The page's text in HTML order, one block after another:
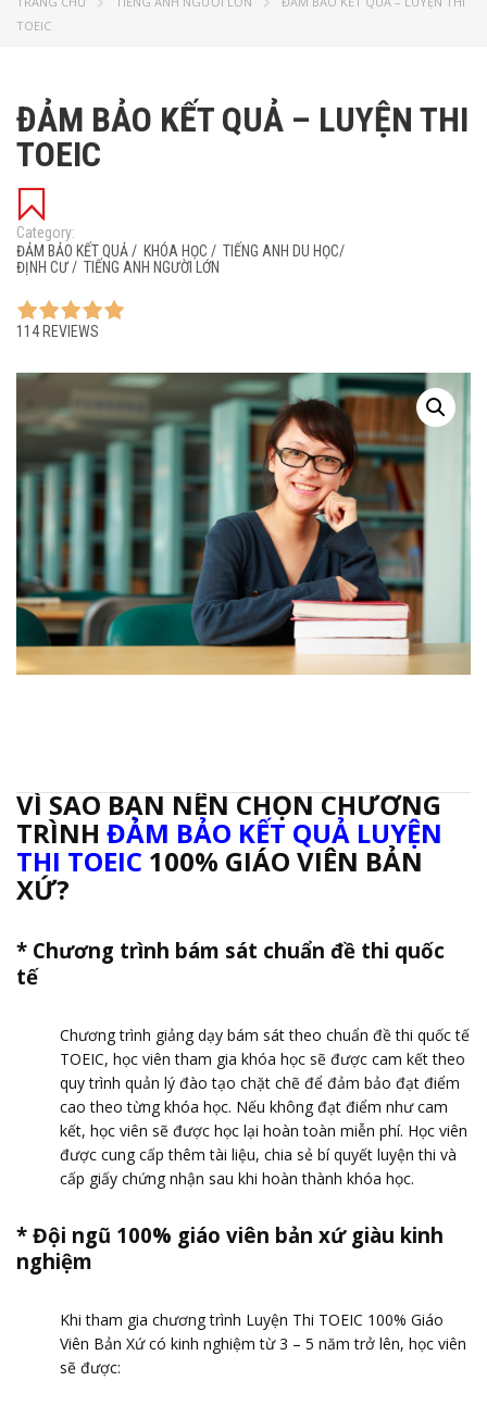
TOEIC
ĐẢM BẢO KẾT QUẢ – LUYỆN THI
TOEIC
Category:
ĐẢM BẢO KẾT QUẢ/ KHÓA HỌC / TIẾNG ANH DU HỌC/
ĐỊNH CƯ/ TIẾNG ANH NGƯỜI LỚN
114 REVIEWS
VÌ SAO BẠN NÊN CHỌN CHƯƠNG
TRÌNH ĐẢM BẢO KẾT QUẢ LUYỆN
THI TOEIC 100% GIÁO VIÊN BẢN
XỨ?
* Chương trình bám sát chuẩn đề thi quốc
tế
Chương trình giảng dạy bám sát theo chuẩn đề thi quốc tế
TOEIC, học viên tham gia khóa học sẽ được cam kết theo
quy trình quản lý đào tạo chặt chẽ để đảm bảo đạt điểm
cao theo từng khóa học. Nếu không đạt điểm như cam
kết, học viên sẽ được học lại hoàn toàn miễn phí. Học viên
được cung cấp thêm tài liệu, chia sẻ bí quyết luyện thi và
cấp giấy chứng nhận sau khi hoàn thành khóa học.
* Đội ngũ 100% giáo viên bản xứ giàu kinh
nghiệm
Khi tham gia chương trình Luyện Thi TOEIC 100% Giáo
Viên Bản Xứ có kinh nghiệm từ 3 – 5 năm trở lên, học viên
sẽ được: